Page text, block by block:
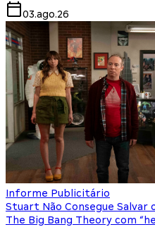
03.ago.26
Informe Publicitário
Stuart Não Consegue Salvar
The Big Bang Theory com